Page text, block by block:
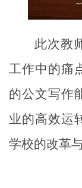
此次教
工作中的痛
的公文写作
业的高效运
学校的改革